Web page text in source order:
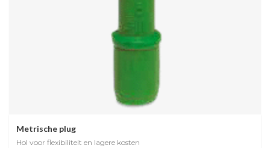
Metrische plug
Hol voor flexibiliteit en lagere kosten